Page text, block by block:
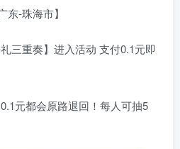
东-珠海市】
三重奏】进入活动 支付0.1元即
元都会原路退回！每人可抽5